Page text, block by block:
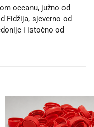
oceanu, južno od
Fidžija, sjeverno od
i istočno od